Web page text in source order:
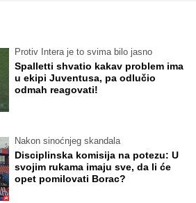
Protiv Intera je to svima bilo jasno
Spalletti shvatio kakav problem ima
u ekipi Juventusa, pa odlučio
odmah reagovati!
Nakon sinoćnjeg skandala
Disciplinska komisija na potezu: U
svojim rukama imaju sve, da li će
opet pomilovati Borac?